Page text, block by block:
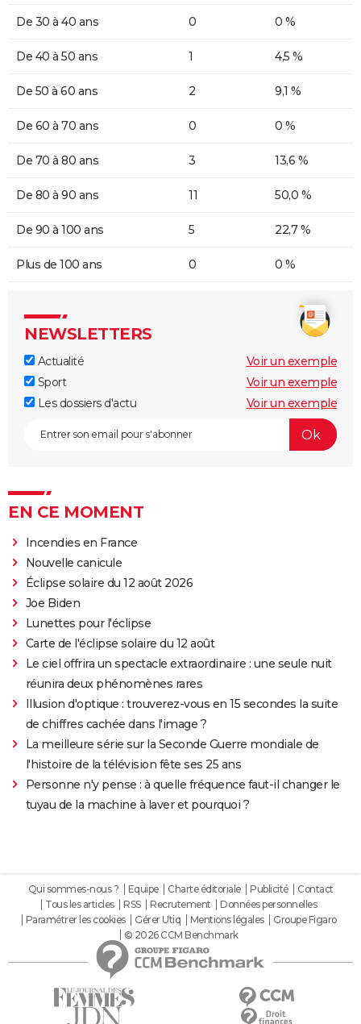
De 30 à 40 ans 0 0 %
De 40 à 50 ans 1 4,5 %
De 50 à 60 ans 2 9,1 %
De 60 à 70 ans 0 0 %
De 70 à 80 ans 3 13,6 %
De 80 à 90 ans 11 50,0 %
De 90 à 100 ans 5 22,7 %
Plus de 100 ans 0 0 %
NEWSLETTERS
Actualité
Voir un exemple
Sport
Voir un exemple
Les dossiers d'actu
Voir un exemple
EN CE MOMENT
Incendies en France
Nouvelle canicule
Éclipse solaire du 12 août 2026
Joe Biden
Lunettes pour l'éclipse
Carte de l'éclipse solaire du 12 août
Le ciel offrira un spectacle extraordinaire : une seule nuit
réunira deux phénomènes rares
Illusion d'optique : trouverez-vous en 15 secondes la suite
de chiffres cachée dans l'image ?
La meilleure série sur la Seconde Guerre mondiale de
l'histoire de la télévision fête ses 25 ans
Personne n'y pense : à quelle fréquence faut-il changer le
tuyau de la machine à laver et pourquoi ?
Qui sommes-nous ? Equipe Charte éditoriale Publicité
Contact
Tous les articles
RSS Recrutement
Données personnelles
Paramétrer les cookies
Gérer Utiq Mentions légales
Groupe Figaro
© 2026 CCM Benchmark